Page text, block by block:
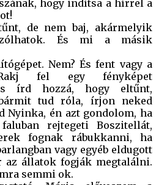
hogy indítsa a hírrel a
de nem baj, akármelyik
És mi a másik
Nem? És fent vagy a
Rakj fel egy fényképet
írd hozzá, hogy eltűnt,
tud róla, írjon neked
Nyinka, én azt gondolom, ha
rejtegeti Boszitellát,
fognak rábukkanni, ha
vagy egyéb eldugott
az állatok fogják megtalálni.
semmi ok.